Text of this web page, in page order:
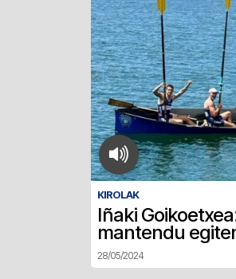
KIROLAK
Iñaki
mantendu
28/05/2024